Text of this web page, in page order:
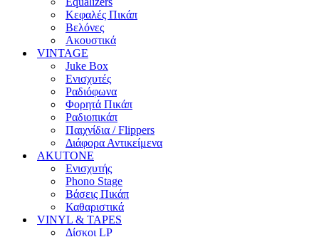
Κεφαλές Πικάπ
Βελόνες
Ακουστικά
VINTAGE
Juke Box
Ενισχυτές
Ραδιόφωνα
Φορητά Πικάπ
Ραδιοπικάπ
Παιχνίδια / Flippers
Διάφορα Αντικείμενα
AKUTONE
Ενισχυτής
Phono Stage
Βάσεις Πικάπ
Καθαριστικά
VINYL & TAPES
Δίσκοι LP